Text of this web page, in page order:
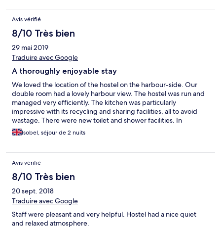
information about tours, and a television (if you want). The
kitchen facility is excellent--two large fridges, a place for dry
foods, two ovens, a large prep space, and a few tables that fit
up to 4 people. The kitchen space has a great view of the water,
too! Beds were super cozy and comfortable. I only wish they
had posted on their website or Expedia that it would cost 3
showers have standing water and the temperature gauge is
really sensitive. If I ever return to Tobermory, I will stay here
again!
Avis vérifié
8/10 Très bien
29 mai 2019
Traduire avec Google
A thoroughly enjoyable stay
We loved the location of the hostel on the harbour-side. Our
double room had a lovely harbour view. The hostel was run and
managed very efficiently. The kitchen was particularly
impressive with its recycling and sharing facilities, all to avoid
wastage. There were new toilet and shower facilities. In
Tobermory there was lots to do and plenty of eating
establishments.
Isobel, séjour de 2 nuits
Avis vérifié
8/10 Très bien
20 sept. 2018
Traduire avec Google
Staff were pleasant and very helpful. Hostel had a nice quiet
and relaxed atmosphere.